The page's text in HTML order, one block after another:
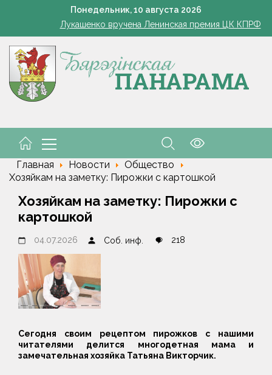
Понедельник,10 августа 2026
8 августа открылся сезон охоты на пернатую дичь
Лукашенко вручена Ленинская премия ЦК КПРФ
Как правильно выбрать школьный рюкзак, рассказал врач-
с грядки: какие августовские продукты максимально
8 августа открылся сезон охоты на пернатую дичь
Главная Новости
Общество
Хозяйкам на заметку: Пирожки с картошкой
Хозяйкам на заметку: Пирожки с
картошкой
04.07.2026 Соб. инф. 218
Сегодня своим рецептом пирожков с нашими
читателями делится многодетная мама и
замечательная хозяйка Татьяна Викторчик.